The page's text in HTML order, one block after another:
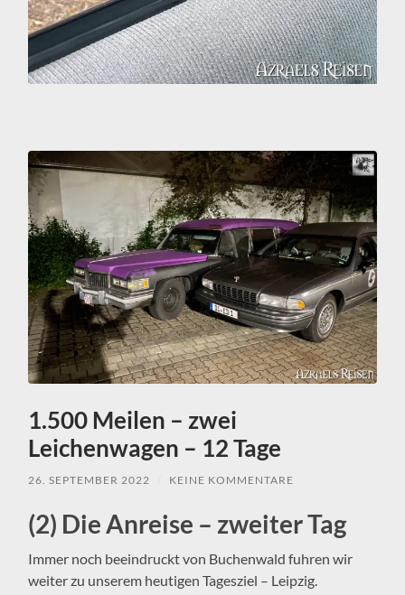
1.500 Meilen – zwei
Leichenwagen – 12 Tage
26. SEPTEMBER 2022 KEINE KOMMENTARE
(2) Die Anreise – zweiter Tag
Immer noch beeindruckt von Buchenwald fuhren wir
weiter zu unserem heutigen Tagesziel – Leipzig.